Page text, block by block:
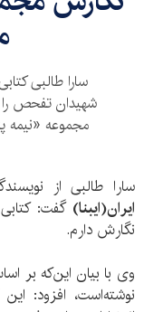
سارا طالبی
شهیدان تفحص
مجموعه «نیمه
سارا طالبی از
ایران(ایبنا) گفت:
نگارش دارم.
وی با بیان این‌که بر
نوشته‌است، افزود: